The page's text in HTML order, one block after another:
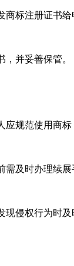
标注册证书给
并妥善保管。
规范使用商
需及时办理续
侵权行为时及